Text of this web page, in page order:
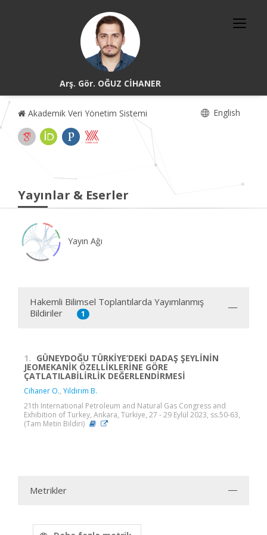
Arş. Gör. OĞUZ CİHANER
Akademik Veri Yönetim Sistemi English
Yayınlar & Eserler
Yayın Ağı
Hakemli Bilimsel Toplantılarda Yayımlanmış
Bildiriler
1
1. GÜNEYDOĞU TÜRKİYE’DEKİ DADAŞ ŞEYLİNİN
JEOMEKANİK ÖZELLİKLERİNE GÖRE
ÇATLATILABİLİRLİK DEĞERLENDİRMESİ
Cihaner O., Yıldırım B.
21th International Petroleum and Natural Gas Congress and
Exhibition of Turkey, Ankara, Türkiye, 27 - 29 Eylül 2023, ss.50-63,
(Tam Metin Bildiri)
Metrikler